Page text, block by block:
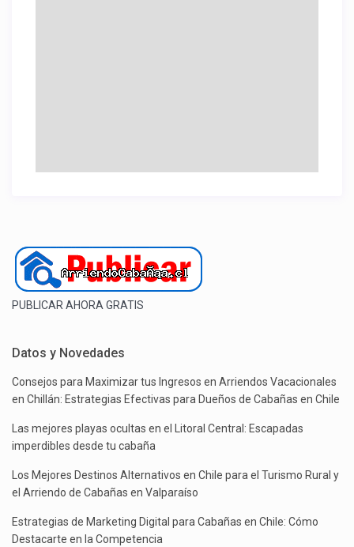
PUBLICAR AHORA GRATIS
Datos y Novedades
Consejos para Maximizar tus Ingresos en Arriendos Vacacionales
en Chillán: Estrategias Efectivas para Dueños de Cabañas en Chile
Las mejores playas ocultas en el Litoral Central: Escapadas
imperdibles desde tu cabaña
Los Mejores Destinos Alternativos en Chile para el Turismo Rural y
el Arriendo de Cabañas en Valparaíso
Estrategias de Marketing Digital para Cabañas en Chile: Cómo
Destacarte en la Competencia